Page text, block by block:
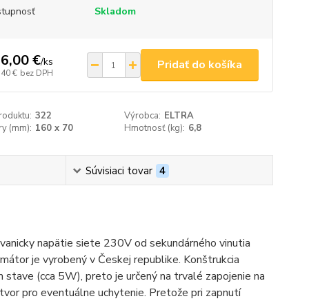
Skladom
€/ks
€ bez DPH
Pridať do košíka
322 Výrobca: ELTRA
(mm): 160 x 70 Hmotnosť (kg): 6,8
Súvisiaci tovar 4
napätie siete 230V od sekundárného vinutia
je vyrobený v Českej republike. Konštrukcia
(cca 5W), preto je určený na trvalé zapojenie na
pro eventuálne uchytenie. Pretože pri zapnutí